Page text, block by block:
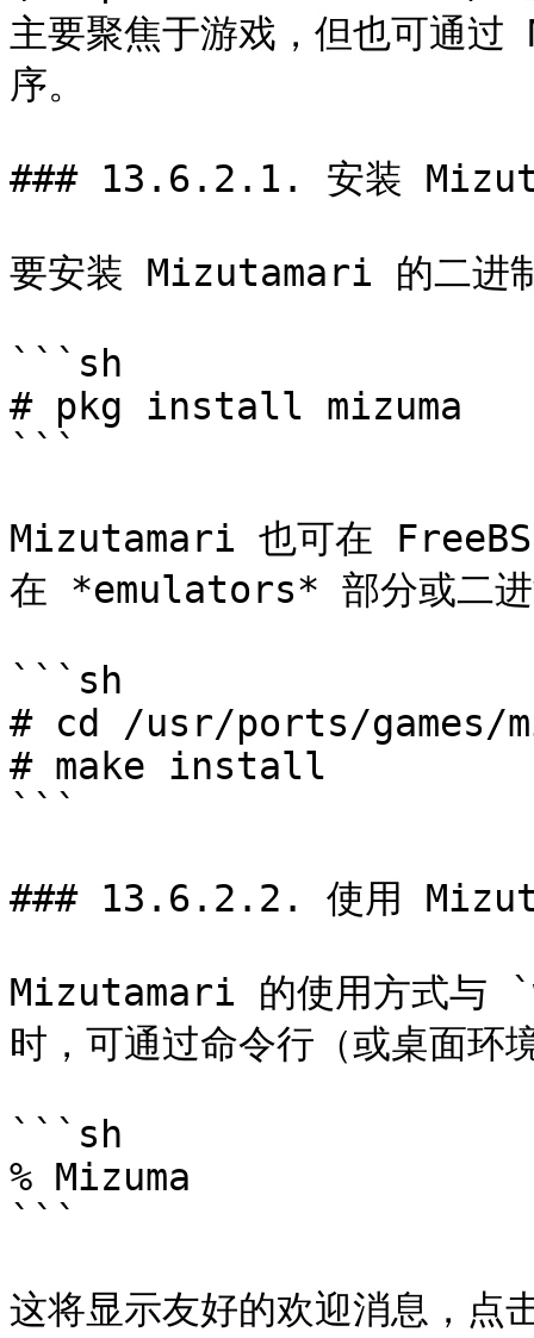
主要聚焦于游戏，但也可通
序。
### 13.6.2.1. 安装
要安装 Mizutamari 的二进
```sh
# pkg install mizuma
```
Mizutamari 也可在
在 *emulators* 部分或二进
```sh
# cd /usr/ports/games/
# make install
```
### 13.6.2.2. 使用
Mizutamari 的使用方式与
时，可通过命令行（或桌面环
```sh
% Mizuma
```
这将显示友好的欢迎消息，